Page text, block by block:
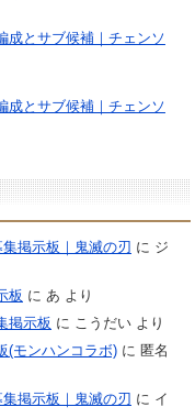
成とサブ候補｜チェンソ
成とサブ候補｜チェンソ
掲示板｜鬼滅の刃 に ジ
板 に あ より
掲示板 に こうだいより
(モンハンコラボ)に 匿名
掲示板｜鬼滅の刃 に イ